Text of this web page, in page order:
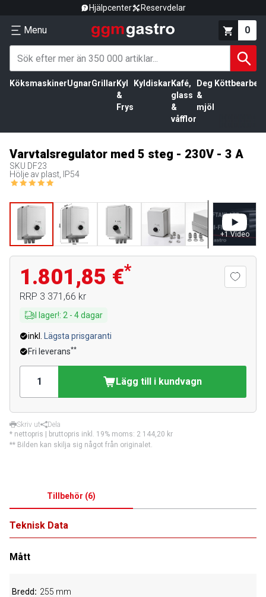
Hjälpcenter Reservdelar
Menu 0
KöksmaskinerUgnarGrillar Kyl
&
Frys
Kyldiskar Kafé,
glass
&
våfflor
Deg
&
mjöl
Varvtalsregulator med 5 steg - 230V - 3 A
SKU DF23
Hölje av plast, IP54
+1 Video
1.801,85 €*
RRP 3 371,66 kr
I lager!: 2 - 4dagar
inkl.
Lägsta prisgaranti
Fri leverans**
Lägg till i kundvagn
Skriv ut
Dela
* nettopris | bruttopris inkl. 19% moms: 2 144,20 kr
** Bilden kan skilja sig något från originalet.
Tillbehör (6)
Teknisk Data
Mått
Bredd 255 mm